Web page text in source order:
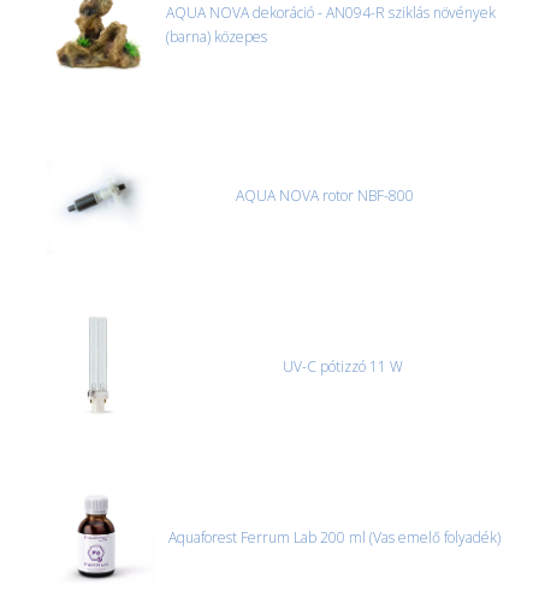
AQUA NOVA dekoráció - AN094-R sziklás növények
(barna) közepes
AQUA NOVA rotor NBF-800
UV-C pótizzó 11 W
Aquaforest Ferrum Lab 200 ml (Vas emelő folyadék)